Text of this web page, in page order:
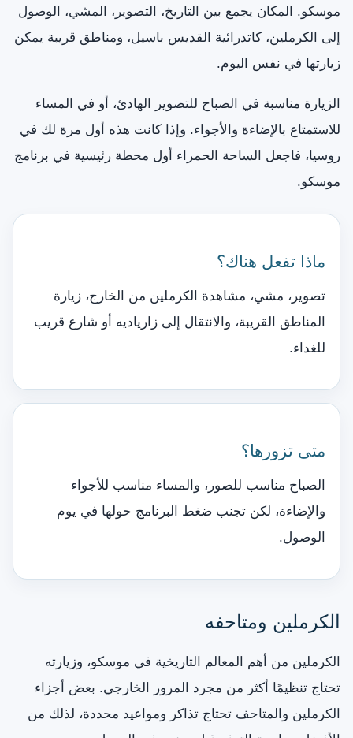
موسكو. المكان يجمع بين التاريخ، التصوير، المشي، الوصول
إلى الكرملين، كاتدرائية القديس باسيل، ومناطق قريبة يمكن
زيارتها في نفس اليوم.
الزيارة مناسبة في الصباح للتصوير الهادئ، أو في المساء
للاستمتاع بالإضاءة والأجواء. وإذا كانت هذه أول مرة لك في
روسيا، فاجعل الساحة الحمراء أول محطة رئيسية في برنامج
موسكو.
ماذا تفعل هناك؟
تصوير، مشي، مشاهدة الكرملين من الخارج، زيارة
المناطق القريبة، والانتقال إلى زارياديه أو شارع قريب
للغداء.
متى تزورها؟
الصباح مناسب للصور، والمساء مناسب للأجواء
والإضاءة، لكن تجنب ضغط البرنامج حولها في يوم
الوصول.
الكرملين ومتاحفه
الكرملين من أهم المعالم التاريخية في موسكو، وزيارته
تحتاج تنظيمًا أكثر من مجرد المرور الخارجي. بعض أجزاء
الكرملين والمتاحف تحتاج تذاكر ومواعيد محددة، لذلك من